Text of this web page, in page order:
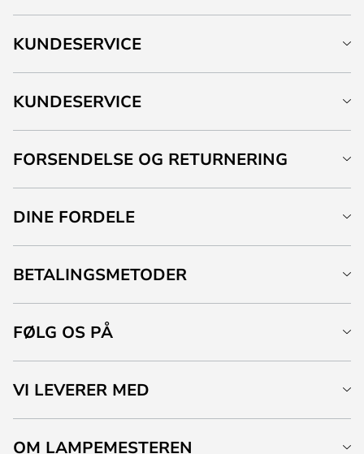
KUNDESERVICE
KUNDESERVICE
FORSENDELSE OG RETURNERING
DINE FORDELE
BETALINGSMETODER
FØLG OS PÅ
VI LEVERER MED
OM LAMPEMESTEREN